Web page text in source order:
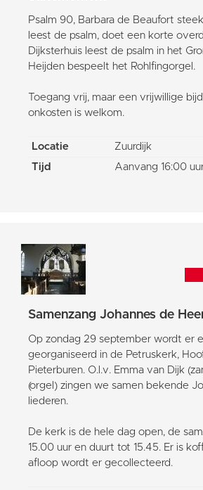
Psalm 90, Barbara de Beaufort
leest de psalm, doet een korte
Dijksterhuis leest de psalm in het
Heijden bespeelt het Rohlfingorgel.
Toegang vrij, maar een vrijwillige
onkosten is welkom.
Locatie
Zuurdijk
Tijd
Aanvang 16:00
Samenzang Johannes de
Op zondag 29 september wordt er
georganiseerd in de Petruskerk,
Pieterburen. O.l.v. Emma van Dijk
(orgel) zingen we samen bekende
liederen.
De kerk is de hele dag open, de
15.00 uur en duurt tot 15.45. Er is
afloop wordt er gecollecteerd.